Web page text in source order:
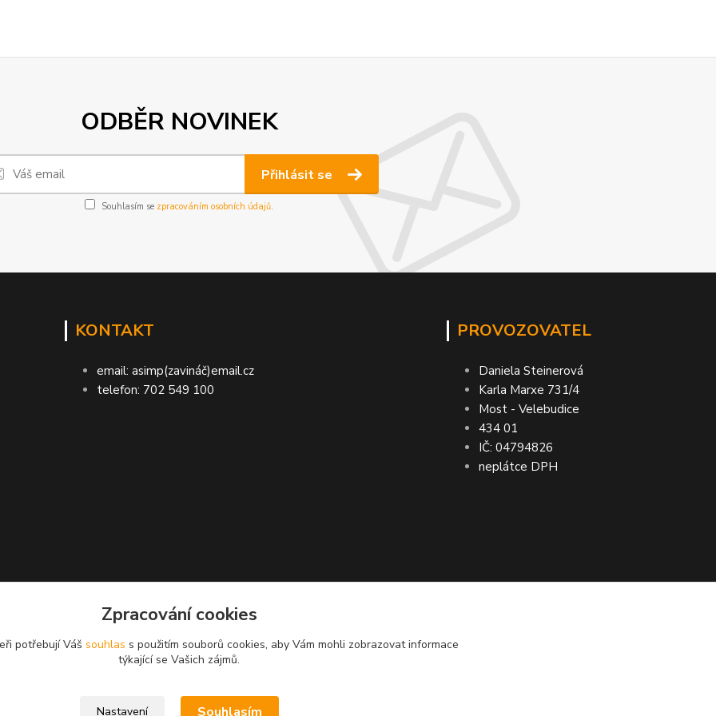
ODBĚR NOVINEK
Přihlásit se
Souhlasím se zpracováním osobních údajů.
KONTAKT
email: asimp(zavináč)email.cz
telefon: 702 549 100
PROVOZOVATEL
Daniela Steinerová
Karla Marxe 731/4
Most - Velebudice
434 01
IČ: 04794826
neplátce DPH
ASIMP.cz
doručení zboží ● GARANCE DORUČENÍ nebo vrácení peněz ● VRÁCENÍ ZBOŽÍ do 30
dní
Zpracování cookies
potřebují Váš souhlas s použitím souborů cookies, aby Vám mohli zobrazovat informace
týkající se Vašich zájmů.
Nastavení Souhlasím